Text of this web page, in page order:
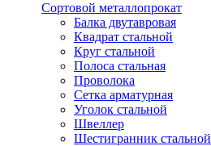
Сортовой металлопрокат
Балка двутавровая
Квадрат стальной
Круг стальной
Полоса стальная
Проволока
Сетка арматурная
Уголок стальной
Швеллер
Шестигранник стальной